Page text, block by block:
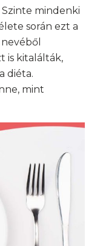
mindenki
során ezt a
is kitalálták,
diéta.
mint